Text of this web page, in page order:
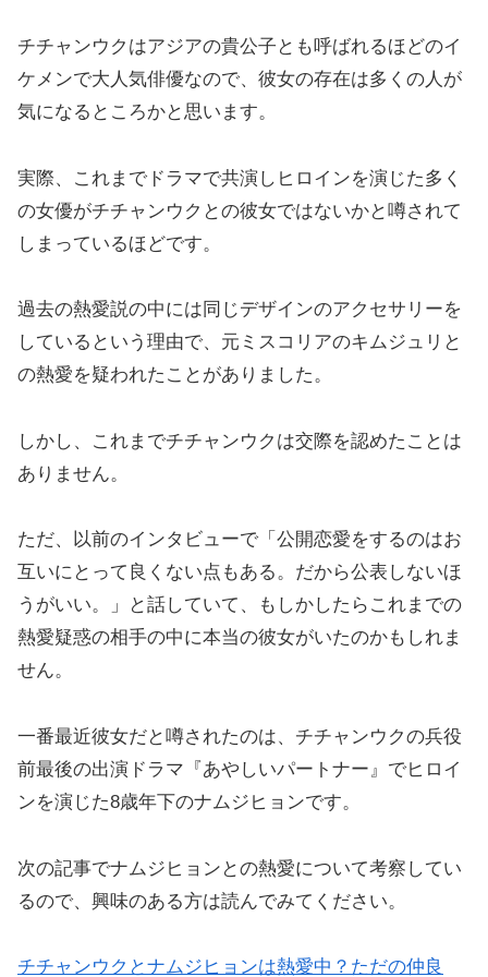
チチャンウクはアジアの貴公子とも呼ばれるほどのイ
ケメンで大人気俳優なので、彼女の存在は多くの人が
気になるところかと思います。
実際、これまでドラマで共演しヒロインを演じた多く
の女優がチチャンウクとの彼女ではないかと噂されて
しまっているほどです。
過去の熱愛説の中には同じデザインのアクセサリーを
しているという理由で、元ミスコリアのキムジュリと
の熱愛を疑われたことがありました。
しかし、これまでチチャンウクは交際を認めたことは
ありません。
ただ、以前のインタビューで「公開恋愛をするのはお
互いにとって良くない点もある。だから公表しないほ
うがいい。」と話していて、もしかしたらこれまでの
熱愛疑惑の相手の中に本当の彼女がいたのかもしれま
せん。
一番最近彼女だと噂されたのは、チチャンウクの兵役
前最後の出演ドラマ『あやしいパートナー』でヒロイ
ンを演じた8歳年下のナムジヒョンです。
次の記事でナムジヒョンとの熱愛について考察してい
るので、興味のある方は読んでみてください。
チチャンウクとナムジヒョンは熱愛中？ただの仲良